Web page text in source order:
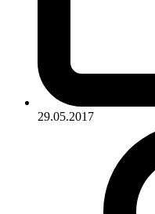
29.05.2017